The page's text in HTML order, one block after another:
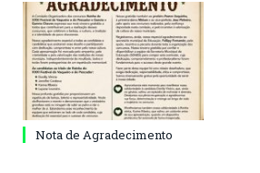
Nota de Agradecimento